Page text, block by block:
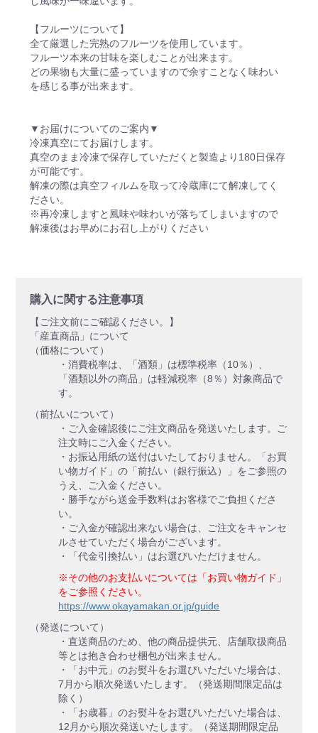
【フルーツについて】
全て厳選した完熟のフルーツを使用しています。
フルーツ本来の甘味を楽しむことが出来ます。
どの果物も大量に盛っていますので余すことなく味わい
を感じる事が出来ます。
▼お届けについてのご案内▼
冷凍真空にてお届けします。
真空のまま冷凍で保存していただくと製造より180日保存
が可能です。
解凍の際は真空フィルムを取って冷蔵庫にて解凍してく
ださい。
※再冷凍しますと風味や味わいが落ちてしまいますので
解凍後はお早めにお召し上がりください
購入に関する注意事項
【ご注文前にご確認ください。】
「産直商品」について
（価格について）
・消費税率は、「酒類」は標準税率（10％）、
「酒類以外の商品」は軽減税率（8％）対象商品で
す。
（前払いについて）
・ご入金確認後にご注文商品を発送いたします。ご
注文時にご入金ください。
・お振込用紙の送付はいたしておりません。「お買
い物ガイド」の「前払い（銀行振込）」をご参照の
うえ、ご入金ください。
・勝手ながら送金手数料はお客様でご負担くださ
い。
・ご入金が確認出来ない場合は、ご注文をキャンセ
ルさせていただく場合がございます。
・「代金引換払い」はお選びいただけません。
※その他のお支払いについては「お買い物ガイド」
をご参照ください。
https://www.okayamakan.or.jp/guide
（発送について）
・直送商品のため、他の商品提供元、店舗取扱商品
等とは抱き合わせ梱包が出来ません。
・「お中元」のお熨斗をお選びいただいた場合は、
7月から順次発送いたします。（発送期間限定品は
除く）
・「お歳暮」のお熨斗をお選びいただいた場合は、
12月から順次発送いたします。（発送期間限定品